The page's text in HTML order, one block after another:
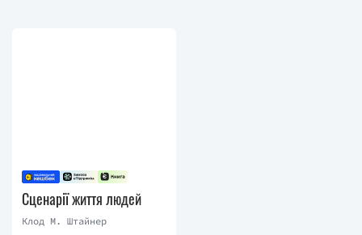
Сценарії життя людей
Клод М. Штайнер